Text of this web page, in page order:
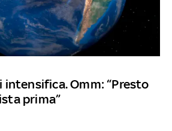
intensifica. Omm: “Presto
prima”